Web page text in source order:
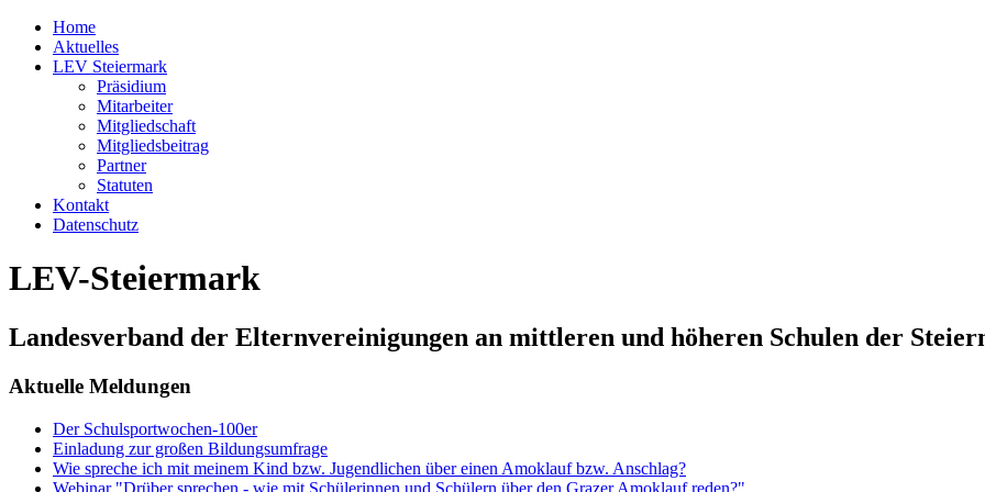
Home
Aktuelles
LEV Steiermark
Präsidium
Mitarbeiter
Mitgliedschaft
Mitgliedsbeitrag
Partner
Statuten
Kontakt
Datenschutz
LEV-Steiermark
Landesverband der Elternvereinigungen an mittleren und höheren Schulen der
Aktuelle Meldungen
Der Schulsportwochen-100er
Einladung zur großen Bildungsumfrage
Wie spreche ich mit meinem Kind bzw. Jugendlichen über einen Amoklauf bzw. Anschlag?
Webinar "Drüber sprechen - wie mit Schülerinnen und Schülern über den Grazer Amoklauf reden?"